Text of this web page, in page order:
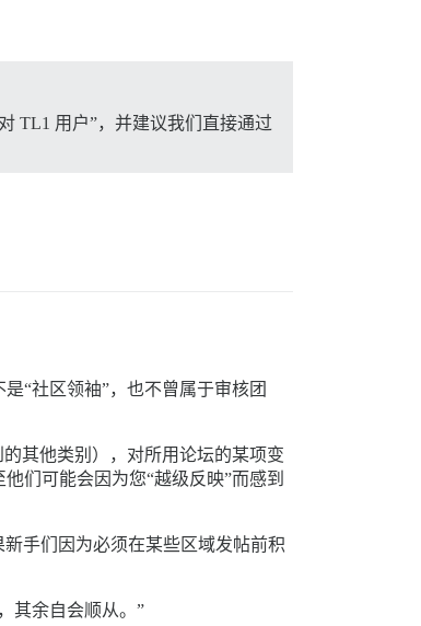
TL1 用户”，并建议我们直接通过
“社区领袖”，也不曾属于审核团
其他类别），对所用论坛的某项变
们可能会因为您“越级反映”而感到
手们因为必须在某些区域发帖前积
其余自会顺从。”